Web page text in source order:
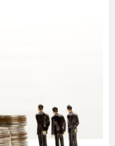
スキル